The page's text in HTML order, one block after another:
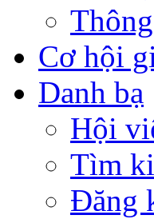
Cơ hội
Danh bạ
Hội
Tìm
Đăng